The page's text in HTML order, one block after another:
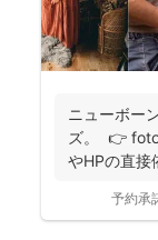
ニューボー
ズ。 👉
やHPの直接
予約承